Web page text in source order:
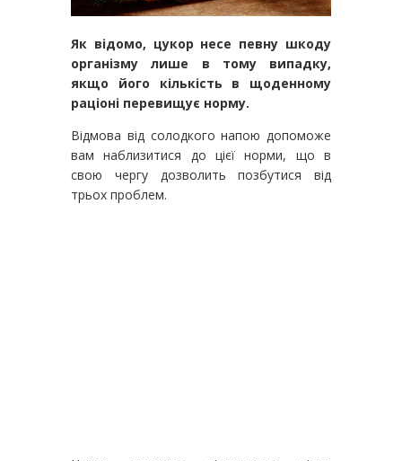
Як відомо, цукор несе певну шкоду
організму лише в тому випадку,
якщо його кількість в щоденному
раціоні перевищує норму.
Відмова від солодкого напою допоможе
вам наблизитися до цієї норми, що в
свою чергу дозволить позбутися від
трьох проблем.